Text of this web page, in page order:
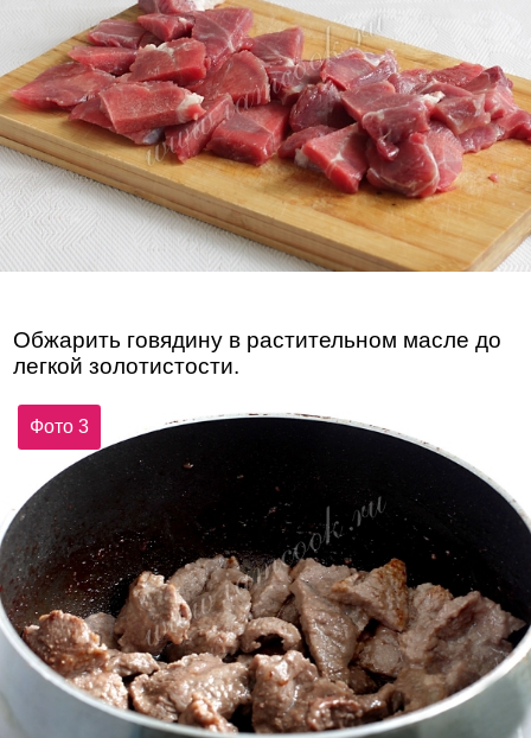
Обжарить говядину в растительном масле до
легкой золотистости.
Фото 3